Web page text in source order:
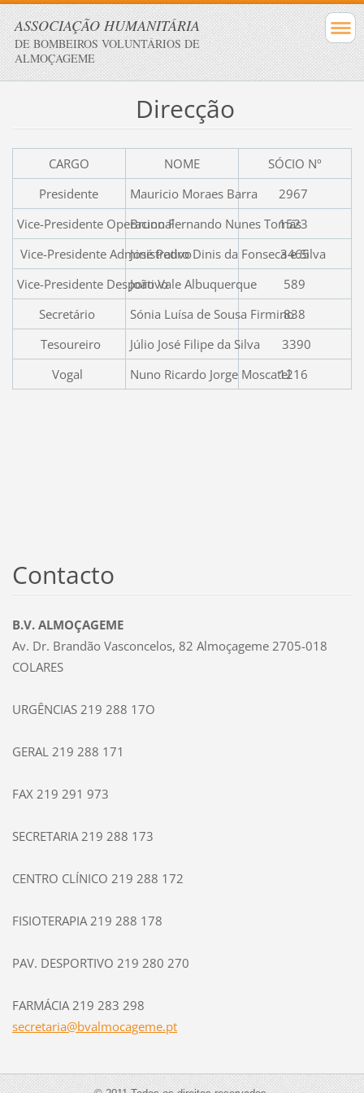
ASSOCIAÇÃO HUMANITÁRIA
DE BOMBEIROS VOLUNTÁRIOS DE
ALMOÇAGEME
Direcção
CARGO NOME
SÓCIO Nº
Presidente
Mauricio Moraes Barra
2967
Vice-Presidente OperacionalBruno Fernando Nunes Tomás
1523
Vice-Presidente AdministrativoJosé Pedro Dinis da Fonseca e Silva
3465
Vice-Presidente DesportivoJoão Vale Albuquerque
589
Secretário
Sónia Luísa de Sousa Firmino838
Tesoureiro
Júlio José Filipe da Silva
3390
Vogal
Nuno Ricardo Jorge Moscatel1216
Contacto
B.V. ALMOÇAGEME
Av. Dr. Brandão Vasconcelos, 82 Almoçageme 2705-018
COLARES
URGÊNCIAS 219 288 17O
GERAL 219 288 171
FAX 219 291 973
SECRETARIA 219 288 173
CENTRO CLÍNICO 219 288 172
FISIOTERAPIA 219 288 178
PAV. DESPORTIVO 219 280 270
FARMÁCIA 219 283 298
secretaria@bvalmocageme.pt